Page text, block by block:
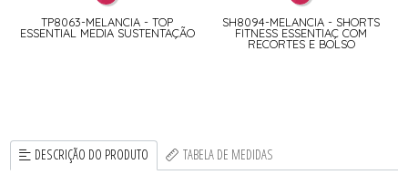
TP8063-MELANCIA - TOP
ESSENTIAL MEDIA SUSTENTAÇÃO
SH8094-MELANCIA - SHORTS
FITNESS ESSENTIAÇ COM
RECORTES E BOLSO
DESCRIÇÃO DO PRODUTO TABELA DE MEDIDAS